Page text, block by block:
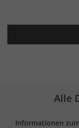
Alle
Informationen